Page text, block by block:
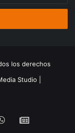
los derechos
Studio
WhatsApp
Google